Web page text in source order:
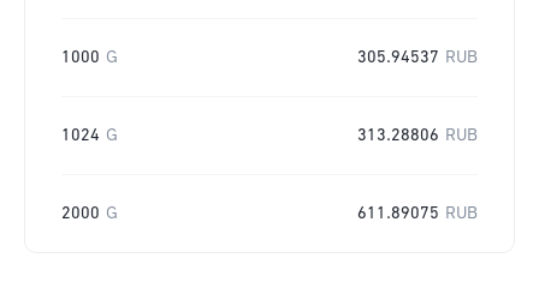
1000 G 305.94537 RUB
1024 G 313.28806 RUB
2000 G 611.89075 RUB